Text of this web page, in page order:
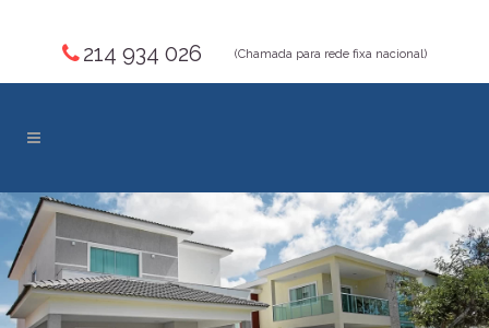
214 934 026 (Chamada para rede fixa nacional)